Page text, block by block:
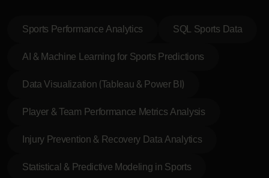
Sports Performance Analytics SQL Sports Data
AI & Machine Learning for Sports Predictions
Data Visualization (Tableau & Power BI)
Player & Team Performance Metrics Analysis
Injury Prevention & Recovery Data Analytics
Statistical & Predictive Modeling in Sports